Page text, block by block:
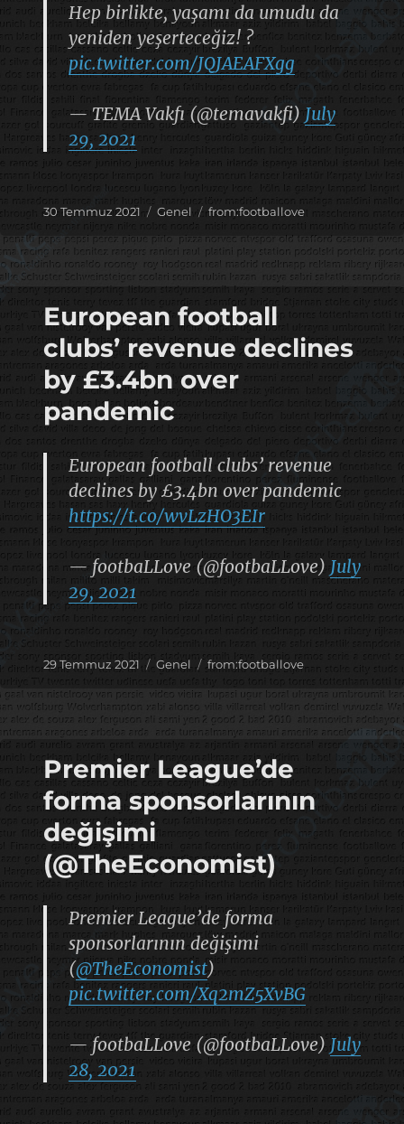
Hep birlikte, yaşamı da umudu da
yeniden yeşerteceğiz! ?
pic.twitter.com/JQJAEAFXgg
— TEMA Vakfı (@temavakfi) July
29, 2021
Yayın
tarihi
30 Temmuz 2021 Kategoriler
Genel Etiketler
from:footballove
European football
clubs’ revenue declines
by £3.4bn over
pandemic
European football clubs’ revenue
declines by £3.4bn over pandemic
https://t.co/wvLzHO3EIr
— footbaLLove (@footbaLLove) July
29, 2021
Yayın
29 Temmuz 2021 Kategoriler
Genel Etiketler
from:footballove
Premier League’de
forma sponsorlarının
değişimi
(@TheEconomist)
Premier League’de forma
sponsorlarının değişimi
(@TheEconomist)
pic.twitter.com/Xq2mZ5XvBG
— footbaLLove (@footbaLLove) July
28, 2021